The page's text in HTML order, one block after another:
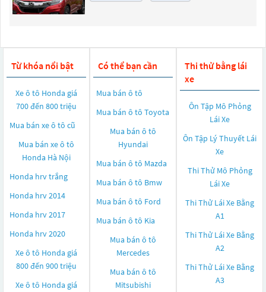
Từ khóa nổi bật
Xe ô tô Honda giá
700 đến 800 triệu
Mua bán xe ô tô cũ
Mua bán xe ô tô
Honda Hà Nội
Honda hrv trắng
Honda hrv 2014
Honda hrv 2017
Honda hrv 2020
Xe ô tô Honda giá
800 đến 900 triệu
Xe ô tô Honda giá
Có thể bạn cần
Mua bán ô tô
Mua bán ô tô Toyota
Mua bán ô tô
Hyundai
Mua bán ô tô Mazda
Mua bán ô tô Bmw
Mua bán ô tô Ford
Mua bán ô tô Kia
Mua bán ô tô
Mercedes
Mua bán ô tô
Mitsubishi
Thi thử bằng lái
xe
Ôn Tập Mô Phỏng
Lái Xe
Ôn Tập Lý Thuyết Lái
Xe
Thi Thử Mô Phỏng
Lái Xe
Thi Thử Lái Xe Bằng
A1
Thi Thử Lái Xe Bằng
A2
Thi Thử Lái Xe Bằng
A3